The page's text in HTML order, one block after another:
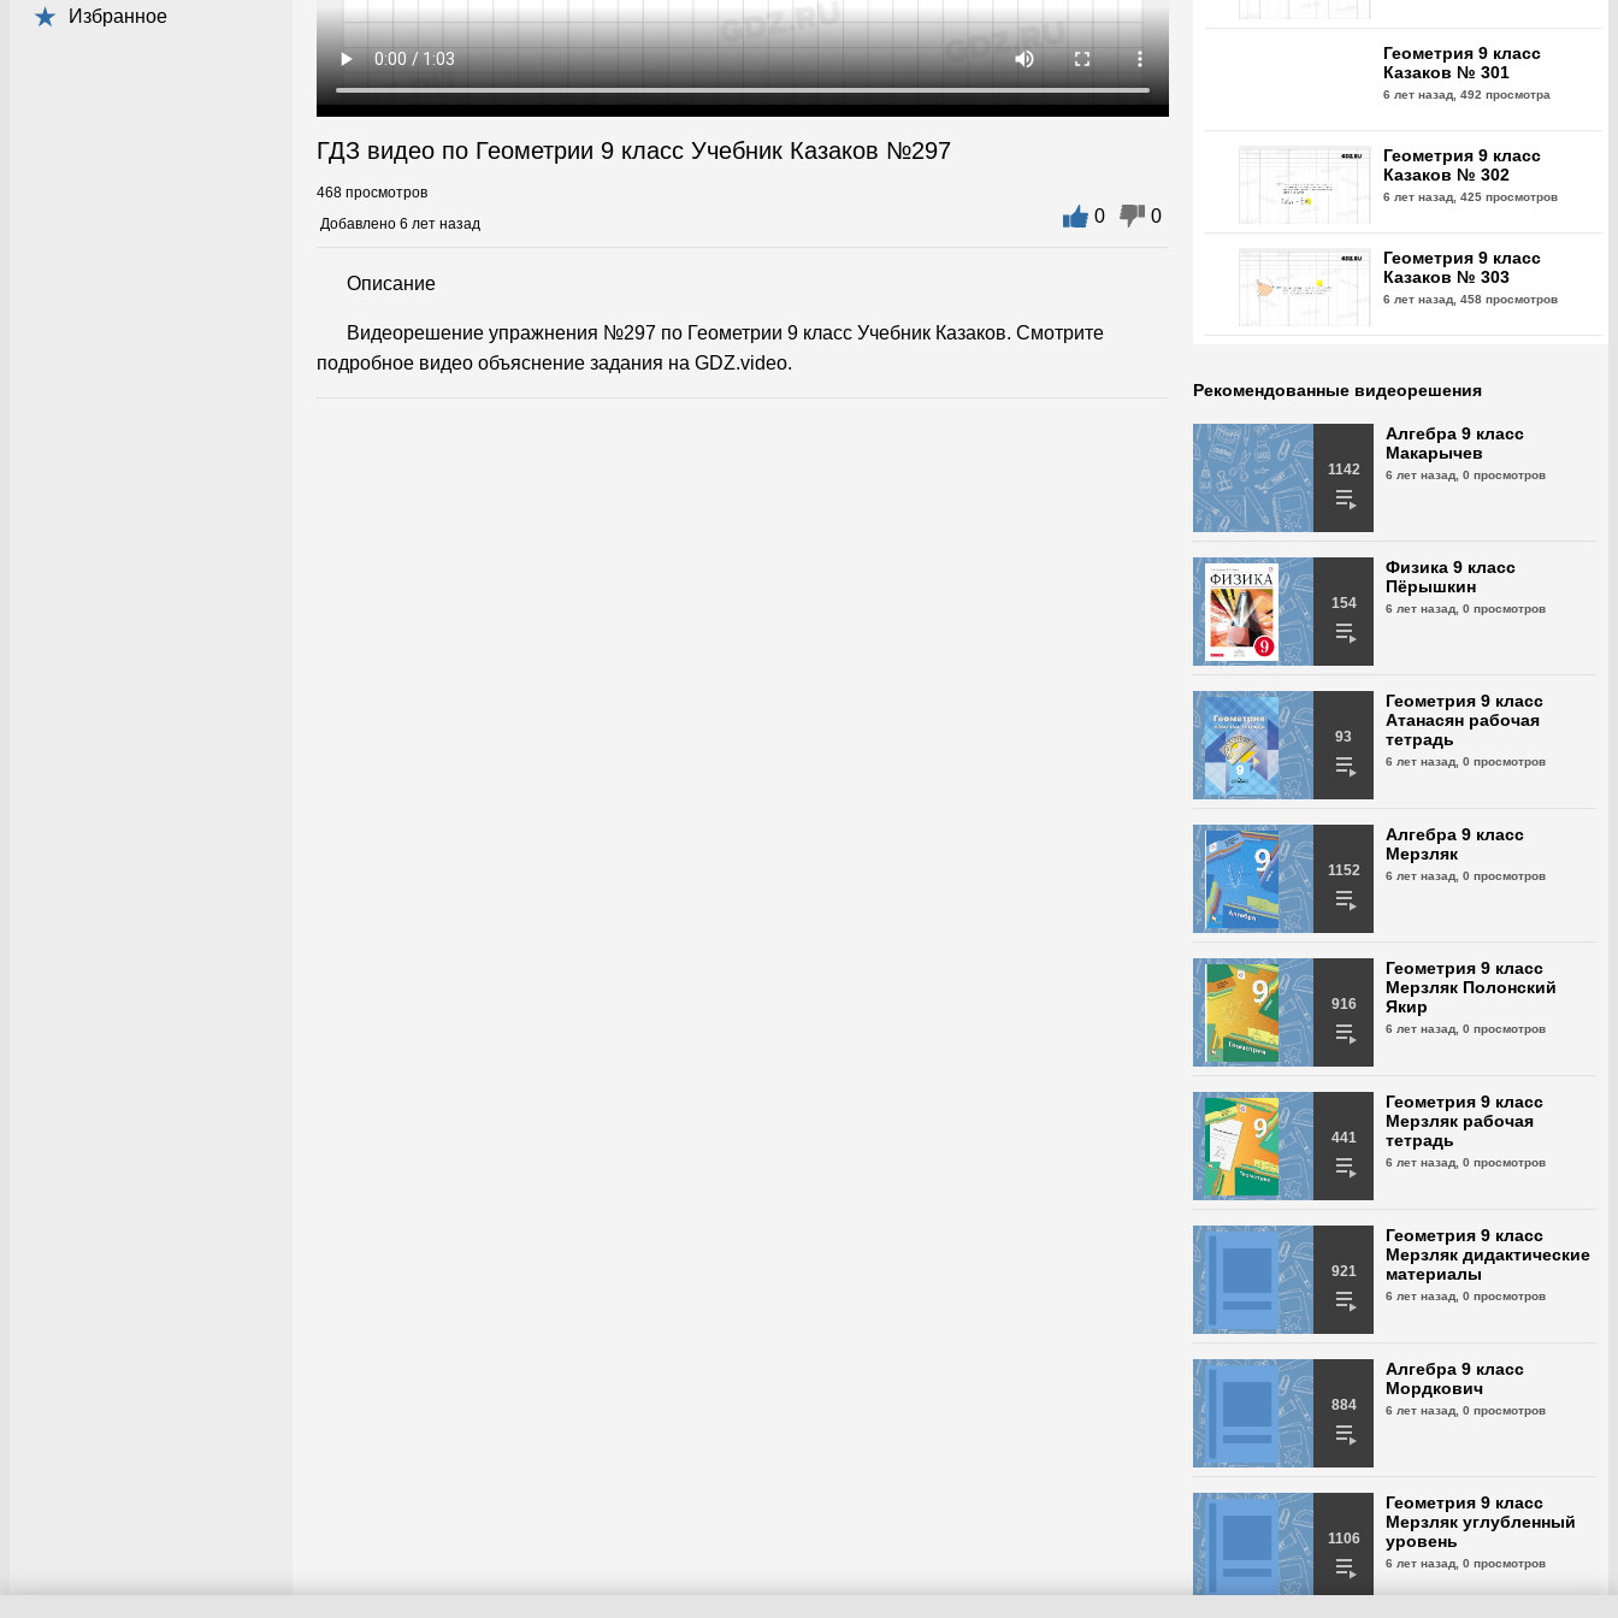
Избранное
ГДЗ видео по Геометрии 9 класс Учебник Казаков №297
468 просмотров
Добавлено 6 лет назад
0 0
Описание
Видеорешение упражнения №297 по Геометрии 9 класс Учебник Казаков. Смотрите
подробное видео объяснение задания на GDZ.video.
Геометрия 9 класс
Казаков № 301
6 лет назад, 492 просмотра
Геометрия 9 класс
Казаков № 302
6 лет назад, 425 просмотров
Геометрия 9 класс
Казаков № 303
6 лет назад, 458 просмотров
6 лет назад,
Геометрия 9 класс
Казаков № 305
Геометрия 9 класс
Казаков № 306
6 лет назад, 439 просмотров
6 лет назад,494 просмотра
Геометрия 9 класс
Рекомендованные видеорешения
1142
Алгебра 9 класс
Макарычев
6 лет назад, 0 просмотров
154
Физика 9 класс
Пёрышкин
6 лет назад, 0 просмотров
93
Геометрия 9 класс
Атанасян рабочая
тетрадь
6 лет назад, 0 просмотров
1152
Алгебра 9 класс
Мерзляк
6 лет назад, 0 просмотров
916
Геометрия 9 класс
Мерзляк Полонский
Якир
6 лет назад, 0 просмотров
441
Геометрия 9 класс
Мерзляк рабочая
тетрадь
6 лет назад, 0 просмотров
921
Геометрия 9 класс
Мерзляк дидактические
материалы
6 лет назад, 0 просмотров
884
Алгебра 9 класс
Мордкович
6 лет назад, 0 просмотров
1106
Геометрия 9 класс
Мерзляк углубленный
уровень
6 лет назад, 0 просмотров